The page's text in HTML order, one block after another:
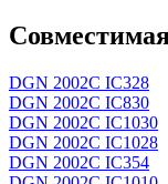
DGN 2002C IC328
DGN 2002C IC830
DGN 2002C IC1030
DGN 2002C IC1028
DGN 2002C IC354